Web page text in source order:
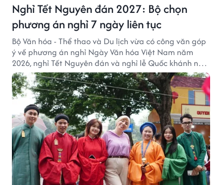
Nghỉ Tết Nguyên đán 2027: Bộ chọn
phương án nghỉ 7 ngày liên tục
Bộ Văn hóa - Thể thao và Du lịch vừa có công văn góp
ý về phương án nghỉ Ngày Văn hóa Việt Nam năm
2026, nghỉ Tết Nguyên đán và nghỉ lễ Quốc khánh năm
2027.